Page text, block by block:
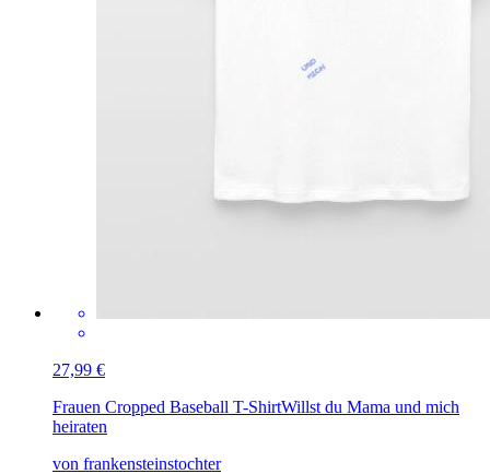
27,99 €
Frauen Cropped Baseball T-ShirtWillst du Mama und mich
heiraten
von frankensteinstochter